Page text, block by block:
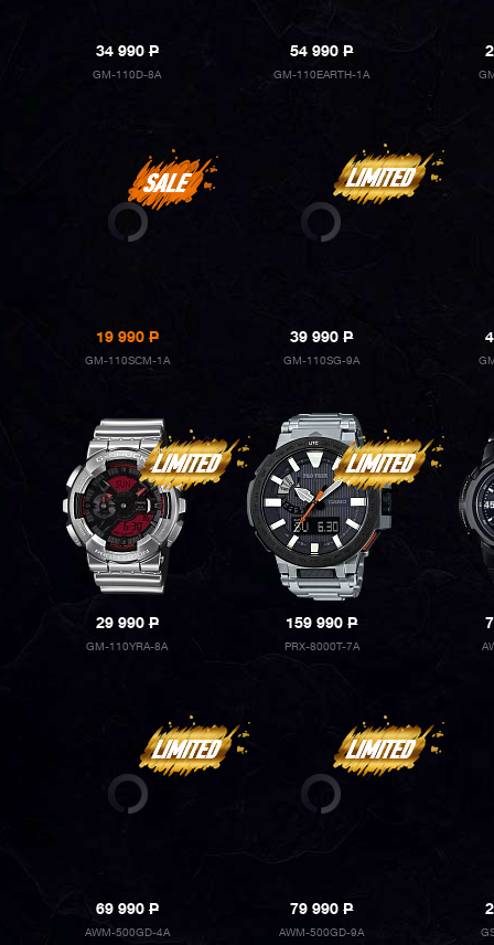
34 990P
GM-110D-8A
54 990P
GM-110EARTH-1A
19 990P
GM-110SCM-1A
39 990P
GM-110SG-9A
29 990P
GM-110YRA-8A
159 990P
PRX-8000T-7A
69 990P
AWM-500GD-4A
79 990P
AWM-500GD-9A